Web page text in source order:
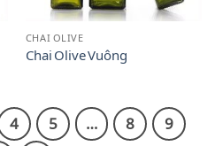
CHAI OLIVE
Chai Olive Vuông
4 5 … 8
9